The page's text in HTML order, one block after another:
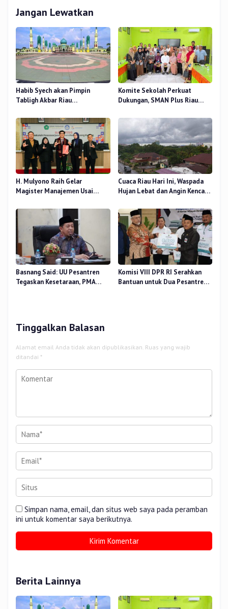
Jangan Lewatkan
Habib Syech akan Pimpin
Tabligh Akbar Riau
Nur, Besok
Komite Sekolah Perkuat
Dukungan, SMAN Plus Riau
Pendidikan
H. Mulyono Raih Gelar
Magister Manajemen Usai
Terhadap Beban Kerja
Cuaca Riau Hari Ini, Waspada
Hujan Lebat dan Angin Kencang
Basnang Said: UU Pesantren
Tegaskan Kesetaraan, PMA
Komisi VIII DPR RI Serahkan
Bantuan untuk Dua Pesantren
Tinggalkan Balasan
Alamat email Anda tidak akan dipublikasikan. Ruas yang wajib
ditandai *
Simpan nama, email, dan situs web saya pada peramban
ini untuk komentar saya berikutnya.
Berita Lainnya